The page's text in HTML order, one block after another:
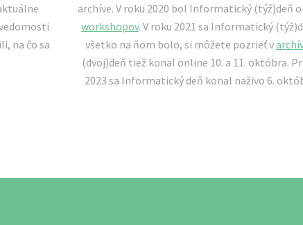
na čo sa
archíve. V roku 2020 bol Informatický (týž)deň
workshopov. V roku 2021 sa Informatický
všetko na ňom bolo, si môžete pozrieť v
(dvoj)deň tiež konal online 10. a 11. októbra.
2023 sa Informatický deň konal naživo 6.